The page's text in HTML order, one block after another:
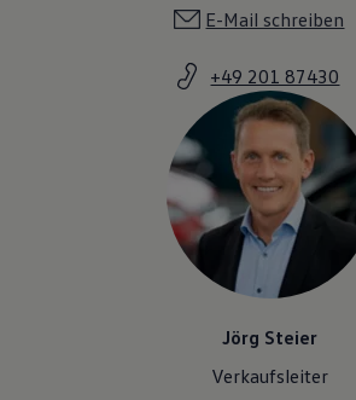
E-Mail schreiben
+49 201 87430
Jörg Steier
Verkaufsleiter